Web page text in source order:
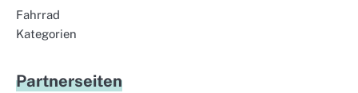
Fahrrad
Kategorien
Partnerseiten